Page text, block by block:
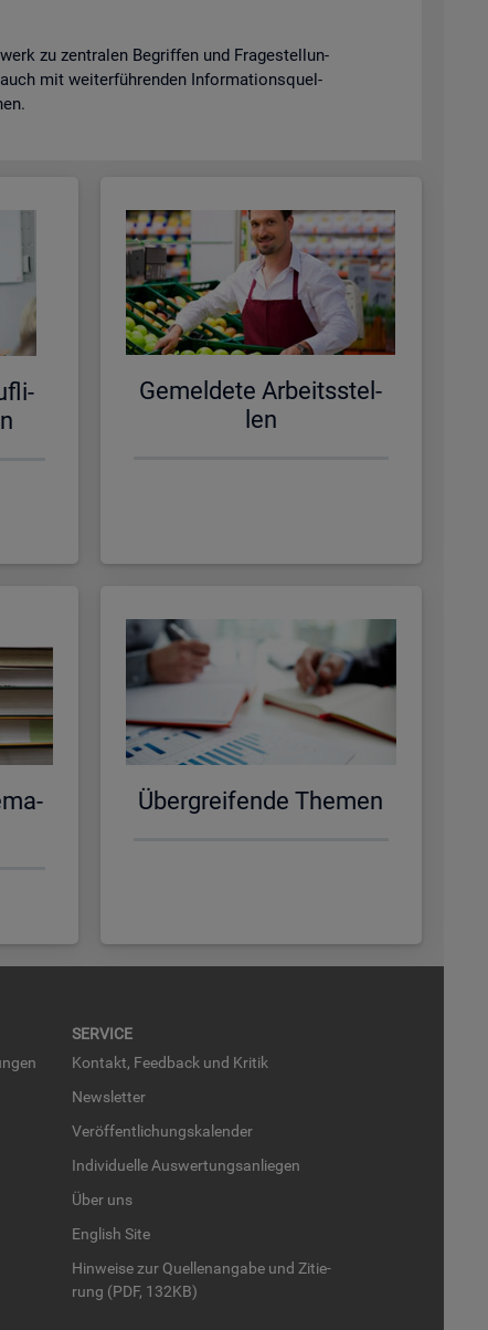
zu zen­tra­len Be­grif­fen und Fra­ge­stel­lun­
mit wei­ter­füh­ren­den In­for­ma­ti­ons­quel­
Ge­mel­de­te Ar­beits­stel­
len
Über­grei­fen­de The­men
SER­VICE
Kon­takt, Feed­back und Kri­tik
News­let­ter
Ver­öf­fent­li­chungs­ka­len­der
In­di­vi­du­el­le Aus­wer­tungs­an­lie­gen
Über uns
English Site
Hin­wei­se zur Quel­len­an­ga­be und Zi­tie­
rung (PDF, 132KB)